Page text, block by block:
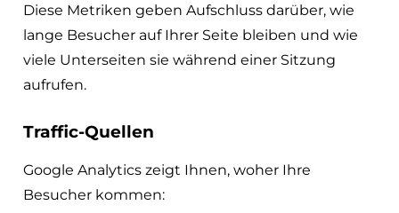
Diese Metriken geben Aufschluss darüber, wie
lange Besucher auf Ihrer Seite bleiben und wie
viele Unterseiten sie während einer Sitzung
aufrufen.
Traffic-Quellen
Google Analytics zeigt Ihnen, woher Ihre
Besucher kommen: